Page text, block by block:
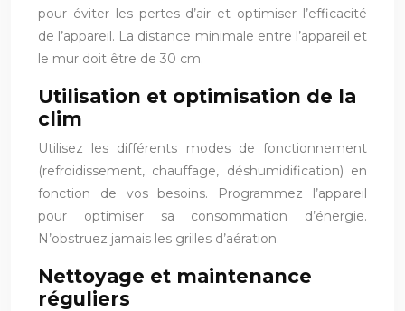
pour éviter les pertes d’air et optimiser l’efficacité
de l’appareil. La distance minimale entre l’appareil et
le mur doit être de 30 cm.
Utilisation et optimisation de la
clim
Utilisez les différents modes de fonctionnement
(refroidissement, chauffage, déshumidification) en
fonction de vos besoins. Programmez l’appareil
pour optimiser sa consommation d’énergie.
N’obstruez jamais les grilles d’aération.
Nettoyage et maintenance
réguliers